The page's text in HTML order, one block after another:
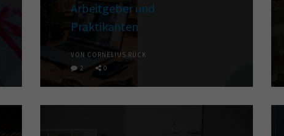
Arbeitgeber und
Praktikanten
VON CORNELIUS RÜCK
2
0